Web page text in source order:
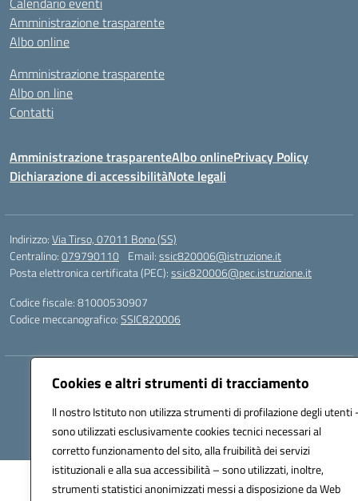
Cookies e altri strumenti di tracciamento
Il nostro Istituto non utilizza strumenti di profilazione degli utenti
sono utilizzati esclusivamente cookies tecnici necessari al
corretto funzionamento del sito, alla fruibilità dei servizi
istituzionali e alla sua accessibilità – sono utilizzati, inoltre,
strumenti statistici anonimizzati messi a disposizione da Web
Amministrazione trasparente
Albo online
Amministrazione trasparente
Albo on line
Contatti
Amministrazione trasparenteAlbo onlinePrivacy Policy
Dichiarazione di accessibilitàNote legali
Indirizzo:Via Tirso, 07011 Bono (SS)
Centralino:079790110 Email:ssic820006@istruzione.it
Posta elettronica certificata (PEC):ssic820006@pec.istruzione.it
Codice fiscale: 81000530907
Codice meccanografico:SSIC820006
Hosting & Powered by 3D Solution S.r.l.